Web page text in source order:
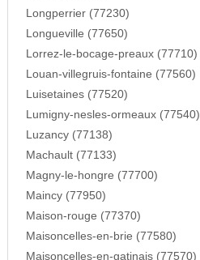
Longperrier (77230)
Longueville (77650)
Lorrez-le-bocage-preaux (77710)
Louan-villegruis-fontaine (77560)
Luisetaines (77520)
Lumigny-nesles-ormeaux (77540)
Luzancy (77138)
Machault (77133)
Magny-le-hongre (77700)
Maincy (77950)
Maison-rouge (77370)
Maisoncelles-en-brie (77580)
Maisoncelles-en-gatinais (77570)